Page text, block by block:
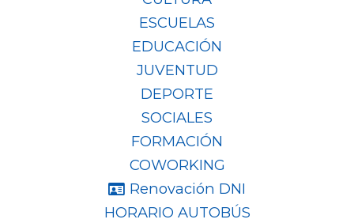
ESCUELAS
EDUCACIÓN
JUVENTUD
DEPORTE
SOCIALES
FORMACIÓN
COWORKING
Renovación DNI
HORARIO AUTOBÚS